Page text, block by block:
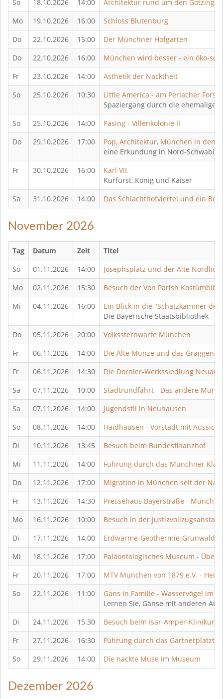
So 18.10.2026 14:00
Architektur rund um den Gotzinger
Mo
19.10.2026 16:00
Schloss Blutenburg
Do
22.10.2026 15:00
Der Münchner Hofgarten
Do
22.10.2026 16:00
München wird besser - ein öko-
Fr
23.10.2026 14:00
Ästhetik der Nacktheit
So
25.10.2026 10:30
Little America - am Perlacher Forst
Spaziergang durch die ehemalige
So
25.10.2026 14:00
Pasing - Villenkolonie II
Do
29.10.2026 17:00
Pop, Architektur, München in den
eine Erkundung in Nord-Schwabing
Fr
30.10.2026 16:00
Karl VII.
Kurfürst, König und Kaiser
Sa
31.10.2026 14:00 Das Schlachthofviertel und ein
November 2026
Tag Datum Zeit
Titel
So
01.11.2026 14:00
Josephsplatz und der Alte
Mo
02.11.2026 15:30
Besuch der Von Parish
Mi
04.11.2026 16:00
Ein Blick in die "Schatzkammer des
Die Bayerische Staatsbibliothek
Do
05.11.2026 20:00
Volkssternwarte München
Fr
06.11.2026 14:00
Die Alte Münze und das
Fr
06.11.2026 14:30
Die Dornier-Werkssiedlung
Sa
07.11.2026 10:00
Stadtrundfahrt - Das andere
Sa
07.11.2026 14:00
Jugendstil in Neuhausen
So
08.11.2026 14:00
Haidhausen - Vorstadt mit Aussicht
Di
10.11.2026 13:45
Besuch beim Bundesfinanzhof
Mi
11.11.2026 14:00
Führung durch das Münchner
Do
12.11.2026 17:00
Migration in München seit der
Fr
13.11.2026 14:30
Pressehaus Bayerstraße -
Mo
16.11.2026 10:00
Besuch in der Justizvollzugsanstalt
Di
17.11.2026 14:00
Erdwärme-Geothermie-Grünwald
Mi
18.11.2026 17:00
Paläontologisches Museum -
Fr
20.11.2026 17:00
MTV München von 1879 e.V. -
So
22.11.2026 11:00
Gans in Familie - Wasservögel im
Lernen Sie, Gänse mit anderen
Di
24.11.2026 15:30
Besuch beim Isar-Amper-Klinikum
Fr
27.11.2026 16:30
Führung durch das
So
29.11.2026 14:00 Die nackte Muse im Museum
Dezember 2026